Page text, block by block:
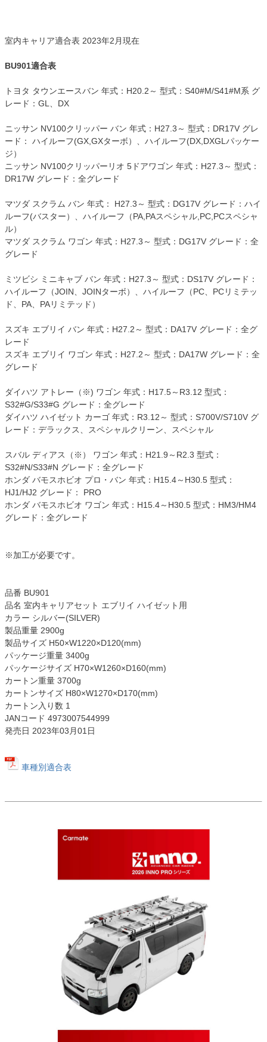
室内キャリア適合表 2023年2月現在
BU901適合表
トヨタ タウンエースバン 年式：H20.2～ 型式：S40#M/S41#M系 グ
レード：GL、DX
ニッサン NV100クリッパー バン 年式：H27.3～ 型式：DR17V グレ
ード： ハイルーフ(GX,GXターボ）、ハイルーフ(DX,DXGLパッケー
ジ）
ニッサン NV100クリッパーリオ 5ドアワゴン 年式：H27.3～ 型式：
DR17W グレード：全グレード
マツダ スクラム バン 年式： H27.3～ 型式：DG17V グレード：ハイ
ルーフ(バスター）、ハイルーフ（PA,PAスペシャル,PC,PCスペシャ
ル）
マツダ スクラム ワゴン 年式：H27.3～ 型式：DG17V グレード：全
グレード
ミツビシ ミニキャブ バン 年式：H27.3～ 型式：DS17V グレード：
ハイルーフ（JOIN、JOINターボ）、ハイルーフ（PC、PCリミテッ
ド、PA、PAリミテッド）
スズキ エブリイ バン 年式：H27.2～ 型式：DA17V グレード：全グ
レード
スズキ エブリイ ワゴン 年式：H27.2～ 型式：DA17W グレード：全
グレード
ダイハツ アトレー（※) ワゴン 年式：H17.5～R3.12 型式：
S32#G/S33#G グレード：全グレード
ダイハツ ハイゼット カーゴ 年式：R3.12～ 型式：S700V/S710V グ
レード：デラックス、スペシャルクリーン、スペシャル
スバル ディアス（※） ワゴン 年式：H21.9～R2.3 型式：
S32#N/S33#N グレード：全グレード
ホンダ バモスホビオ プロ・バン 年式：H15.4～H30.5 型式：
HJ1/HJ2 グレード： PRO
ホンダ バモスホビオ ワゴン 年式：H15.4～H30.5 型式：HM3/HM4
グレード：全グレード
※加工が必要です。
品番 BU901
品名 室内キャリアセット エブリイ ハイゼット用
カラー シルバー(SILVER)
製品重量 2900g
製品サイズ H50×W1220×D120(mm)
パッケージ重量 3400g
パッケージサイズ H70×W1260×D160(mm)
カートン重量 3700g
カートンサイズ H80×W1270×D170(mm)
カートン入り数 1
JANコード 4973007544999
発売日 2023年03月01日
車種別適合表